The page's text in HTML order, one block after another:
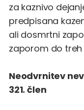
za kaznivo
predpisana
ali dosmrtni
zaporom do treh
Neodvrnitev
321. člen